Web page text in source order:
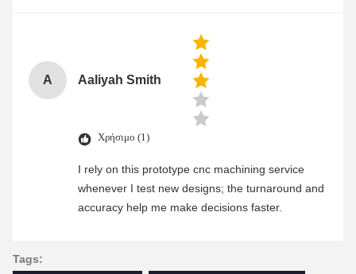
A Aaliyah Smith
Χρήσιμο (1)
I rely on this prototype cnc machining service
whenever I test new designs; the turnaround and
accuracy help me make decisions faster.
Tags: